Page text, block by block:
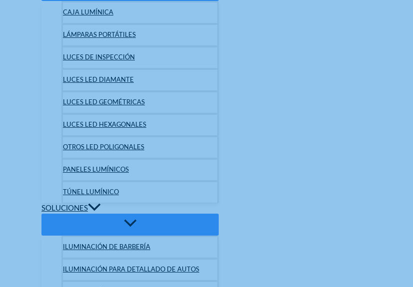
CAJA LUMÍNICA
LÁMPARAS PORTÁTILES
LUCES DE INSPECCIÓN
LUCES LED DIAMANTE
LUCES LED GEOMÉTRICAS
LUCES LED HEXAGONALES
OTROS LED POLIGONALES
PANELES LUMÍNICOS
TÚNEL LUMÍNICO
SOLUCIONES
ILUMINACIÓN DE BARBERÍA
ILUMINACIÓN PARA DETALLADO DE AUTOS